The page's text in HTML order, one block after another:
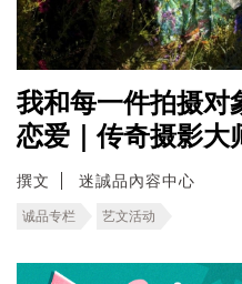
我和每一件拍摄对
恋爱｜传奇摄影大
撰文 迷誠品內容中心
诚品专栏 艺文活动